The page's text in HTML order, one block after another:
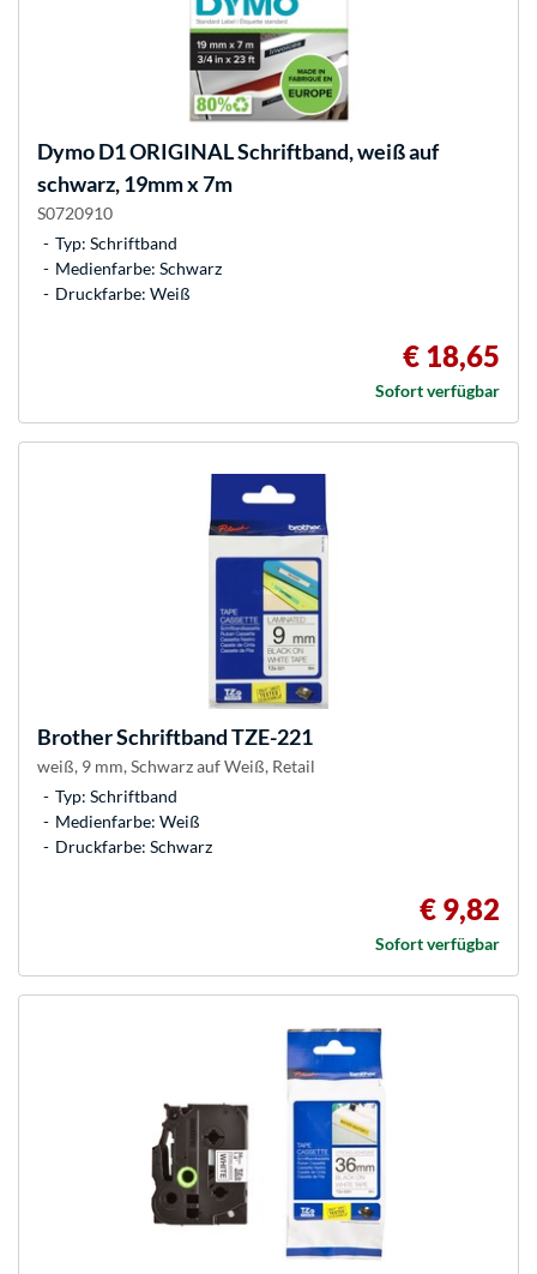
DymoD1 ORIGINAL Schriftband, weiß auf
schwarz, 19mm x 7m
S0720910
Typ: Schriftband
Medienfarbe: Schwarz
Druckfarbe: Weiß
€ 18,65
Sofort verfügbar
BrotherSchriftband TZE-221
weiß, 9 mm, Schwarz auf Weiß, Retail
Typ: Schriftband
Medienfarbe: Weiß
Druckfarbe: Schwarz
€ 9,82
Sofort verfügbar